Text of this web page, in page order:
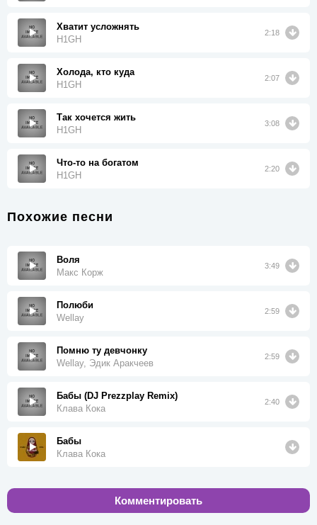
Хватит усложнять
H1GH
2:18
Холода, кто куда
H1GH
2:07
Так хочется жить
H1GH
3:08
Что-то на богатом
H1GH
2:20
Похожие песни
Воля
Макс Корж
3:49
Полюби
Wellay
2:59
Помню ту девчонку
Wellay, Эдик Аракчеев
2:59
Бабы (DJ Prezzplay Remix)
Клава Кока
2:40
Бабы
Клава Кока
Комментировать